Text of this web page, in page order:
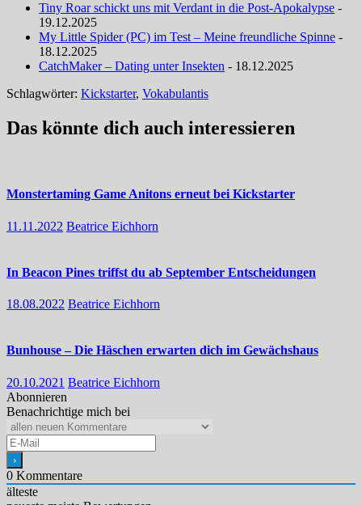
Tiny Roar schickt uns mit Verdant in die Post-Apokalypse -
19.12.2025
My Little Spider (PC) im Test – Meine freundliche Spinne -
18.12.2025
CatchMaker – Dating unter Insekten - 18.12.2025
Schlagwörter: Kickstarter, Vokabulantis
Das könnte dich auch interessieren
Monstertaming Game Anitons erneut bei Kickstarter
11.11.2022 Beatrice Eichhorn
In Beacon Pines triffst du ab September Entscheidungen
18.08.2022 Beatrice Eichhorn
Bunhouse – Die Häschen erwarten dich im Gewächshaus
20.10.2021 Beatrice Eichhorn
Abonnieren
Benachrichtige mich bei
0 Kommentare
älteste